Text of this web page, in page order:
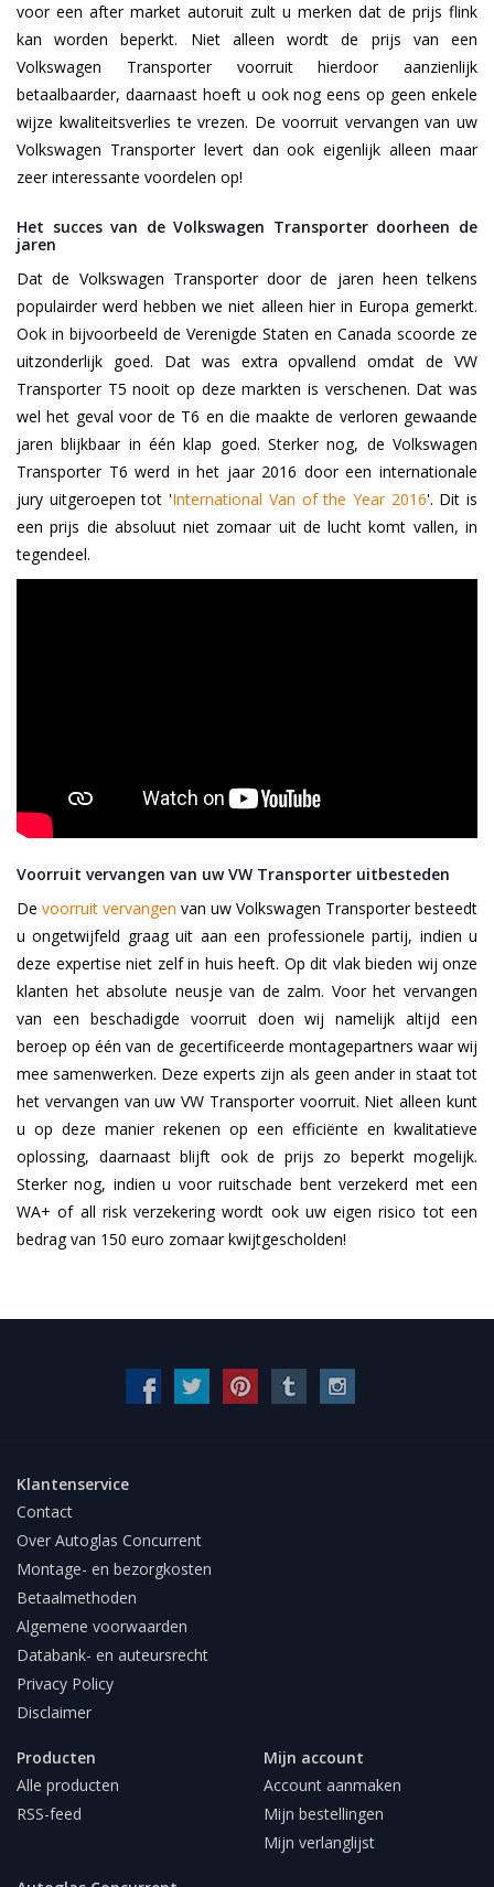
voor een after market autoruit zult u merken dat de prijs flink
kan worden beperkt. Niet alleen wordt de prijs van een
Volkswagen Transporter voorruit hierdoor aanzienlijk
betaalbaarder, daarnaast hoeft u ook nog eens op geen enkele
wijze kwaliteitsverlies te vrezen. De voorruit vervangen van uw
Volkswagen Transporter levert dan ook eigenlijk alleen maar
zeer interessante voordelen op!
Het succes van de Volkswagen Transporter doorheen de
jaren
Dat de Volkswagen Transporter door de jaren heen telkens
populairder werd hebben we niet alleen hier in Europa gemerkt.
Ook in bijvoorbeeld de Verenigde Staten en Canada scoorde ze
uitzonderlijk goed. Dat was extra opvallend omdat de VW
Transporter T5 nooit op deze markten is verschenen. Dat was
wel het geval voor de T6 en die maakte de verloren gewaande
jaren blijkbaar in één klap goed. Sterker nog, de Volkswagen
Transporter T6 werd in het jaar 2016 door een internationale
jury uitgeroepen tot 'International Van of the Year 2016'. Dit is
een prijs die absoluut niet zomaar uit de lucht komt vallen, in
tegendeel.
Voorruit vervangen van uw VW Transporter uitbesteden
De voorruit vervangen van uw Volkswagen Transporter besteedt
u ongetwijfeld graag uit aan een professionele partij, indien u
deze expertise niet zelf in huis heeft. Op dit vlak bieden wij onze
klanten het absolute neusje van de zalm. Voor het vervangen
van een beschadigde voorruit doen wij namelijk altijd een
beroep op één van de gecertificeerde montagepartners waar wij
mee samenwerken. Deze experts zijn als geen ander in staat tot
het vervangen van uw VW Transporter voorruit. Niet alleen kunt
u op deze manier rekenen op een efficiënte en kwalitatieve
oplossing, daarnaast blijft ook de prijs zo beperkt mogelijk.
Sterker nog, indien u voor ruitschade bent verzekerd met een
WA+ of all risk verzekering wordt ook uw eigen risico tot een
bedrag van 150 euro zomaar kwijtgescholden!
Klantenservice
Contact
Over Autoglas Concurrent
Montage- en bezorgkosten
Betaalmethoden
Algemene voorwaarden
Databank- en auteursrecht
Privacy Policy
Disclaimer
Producten
Alle producten
RSS-feed
Mijn account
Account aanmaken
Mijn bestellingen
Mijn verlanglijst